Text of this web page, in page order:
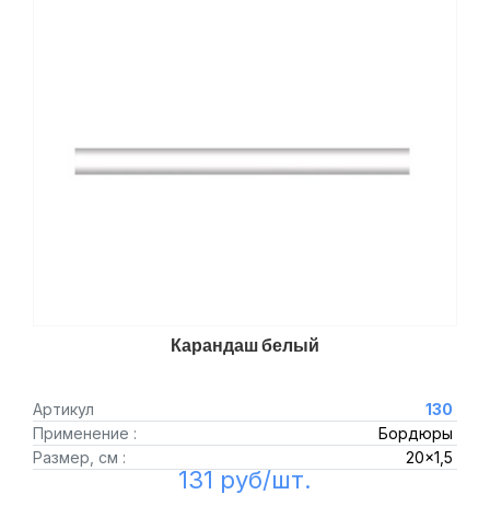
Карандаш белый
Артикул
130
Применение :
Бордюры
Размер, см :
20x1,5
131 руб/шт.